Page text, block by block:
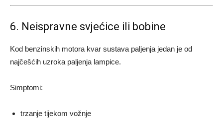
6. Neispravne svjećice ili bobine
Kod benzinskih motora kvar sustava paljenja jedan je od
najčešćih uzroka paljenja lampice.
Simptomi:
trzanje tijekom vožnje